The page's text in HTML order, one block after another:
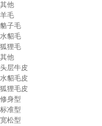
其他
羊毛
貉子毛
水貂毛
狐狸毛
其他
头层牛皮
水貂毛皮
狐狸毛皮
修身型
标准型
宽松型